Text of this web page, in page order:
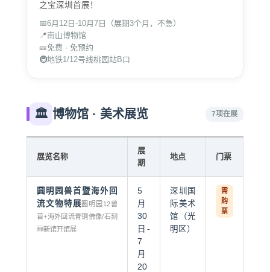
之宝深圳首展！
📅6月12日 -10月7日（展期3个月，不急）
📍南山博物馆
🎫免费 · 免预约
🚇地铁1/12号线桃园站B口
🏛️ 博物馆 · 美术展览 7项在展
展览名称
展
期
地点 门票
圆明园兽首暨海外回
流文物特展圆明园12兽
首+海外回流青铜佛像/石刻
🆕新馆开馆展
5
月
30
日-
7
月
20
深圳国
际美术
馆（光
明区）
需
购
票